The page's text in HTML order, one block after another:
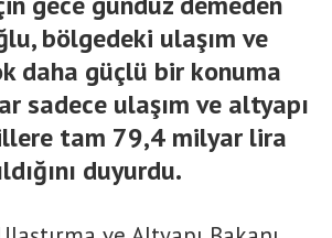
bölgedeki ulaşım ve
daha güçlü bir konuma
sadece ulaşım ve altyapı
tam 79,4 milyar lira
duyurdu.